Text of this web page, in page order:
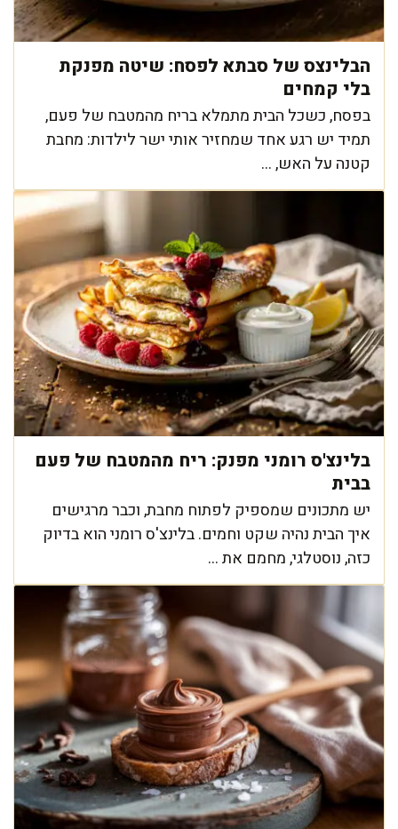
הבלינצס של סבתא לפסח: שיטה מפנקת
בלי קמחים
בפסח, כשכל הבית מתמלא בריח מהמטבח של פעם,
תמיד יש רגע אחד שמחזיר אותי ישר לילדות: מחבת
קטנה על האש, ...
בלינצ'ס רומני מפנק: ריח מהמטבח של פעם
בבית
יש מתכונים שמספיק לפתוח מחבת, וכבר מרגישים
איך הבית נהיה שקט וחמים. בלינצ'ס רומני הוא בדיוק
כזה, נוסטלגי, מחמם את ...